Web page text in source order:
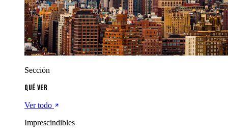
Sección
Qué ver
Ver todo
Imprescindibles